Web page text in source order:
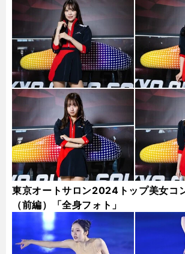
東京オートサロン2024トップ美女コ
（前編）「全身フォト」